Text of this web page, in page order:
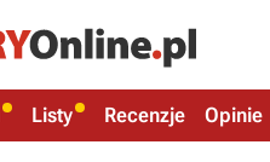
Listy Recenzje Opinie